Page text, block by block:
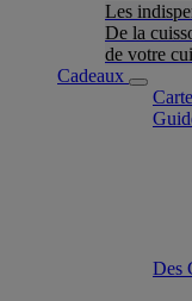
Les
De la
de votre
Cadeaux
Des